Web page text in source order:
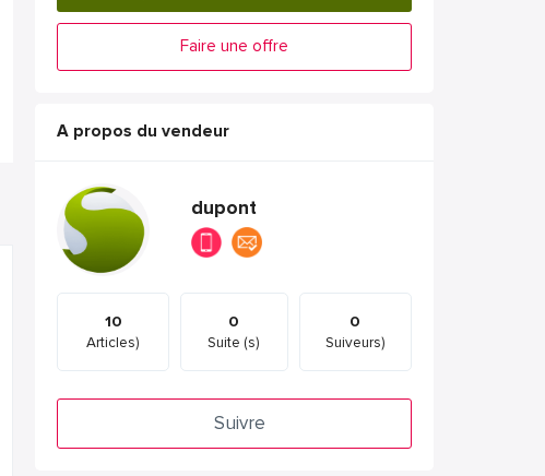
Faire une offre
A propos du vendeur
dupont
10
Articles)
0
Suite (s)
0
Suiveurs)
Suivre